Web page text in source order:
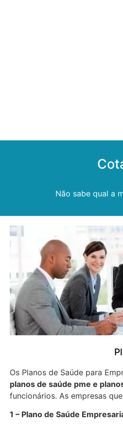
Não sabe qual a
Os Planos de Saúde para
planos de saúde pme e
funcionários. As empresas
1 – Plano de Saúde